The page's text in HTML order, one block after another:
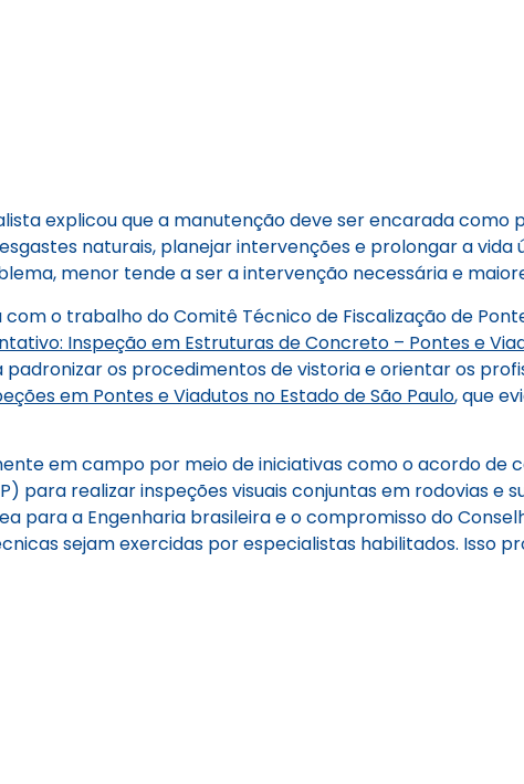
explicou que a manutenção deve ser encarada como
naturais, planejar intervenções e prolongar a vida
menor tende a ser a intervenção necessária e
o trabalho do Comitê Técnico de Fiscalização de
Inspeção em Estruturas de Concreto – Pontes e
padronizar os procedimentos de vistoria e orientar os
em Pontes e Viadutos no Estado de São Paulo, que
em campo por meio de iniciativas como o acordo
para realizar inspeções visuais conjuntas em rodovias
para a Engenharia brasileira e o compromisso do
sejam exercidas por especialistas habilitados. Isso